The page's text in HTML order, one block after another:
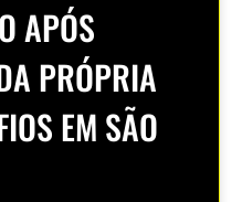
APÓS
PRÓPRIA
EM SÃO